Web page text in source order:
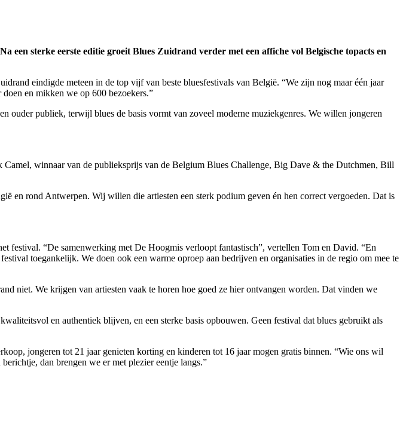
sterke eerste editie groeit Blues Zuidrand verder met een affiche vol Belgische topacts en
eindigde meteen in de top vijf van beste bluesfestivals van België. “We zijn nog maar één jaar
en mikken we op 600 bezoekers.”
ouder publiek, terwijl blues de basis vormt van zoveel moderne muziekgenres. We willen jongeren
winnaar van de publieksprijs van de Belgium Blues Challenge, Big Dave & the Dutchmen, Bill
en rond Antwerpen. Wij willen die artiesten een sterk podium geven én hen correct vergoeden. Dat is
festival. “De samenwerking met De Hoogmis verloopt fantastisch”, vertellen Tom en David. “En
toegankelijk. We doen ook een warme oproep aan bedrijven en organisaties in de regio om mee te
niet. We krijgen van artiesten vaak te horen hoe goed ze hier ontvangen worden. Dat vinden we
en authentiek blijven, en een sterke basis opbouwen. Geen festival dat blues gebruikt als
jongeren tot 21 jaar genieten korting en kinderen tot 16 jaar mogen gratis binnen. “Wie ons wil
dan brengen we er met plezier eentje langs.”